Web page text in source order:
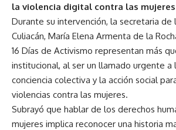
la violencia digital contra las mujeres
Durante su intervención, la secretaria de
Culiacán, María Elena Armenta de la
16 Días de Activismo representan más
institucional, al ser un llamado urgente a
conciencia colectiva y la acción social
violencias contra las mujeres.
Subrayó que hablar de los derechos
mujeres implica reconocer una historia